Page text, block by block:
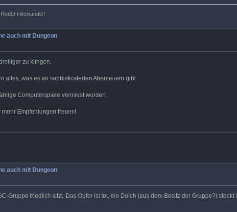
miteinander!
auch mit Dungeon
zu klingen.
alles, was es an sophisticateden Abenteuern gibt.
Computerspiele vermiest worden.
Empfehlungen freuen!
auch mit Dungeon
Gruppe friedlich sitzt. Das Opfer ist tot, ein Dolch (aus dem Besitz der Gruppe?) steckt